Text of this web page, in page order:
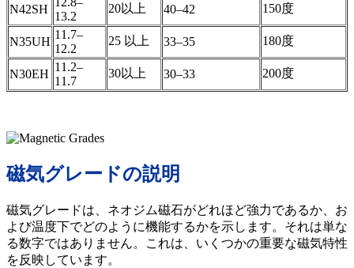
N42SH
13.2
20以上 40–42 150度
N35UH
11.7–
12.2
25 以上 33–35 180度
N30EH
11.2–
11.7
30以上 30–33 200度
磁気グレードの説明
磁気グレードは、ネオジム磁石がどれほど強力であるか、お
よび温度下でどのように機能するかを示します。それは単な
る数字ではありません。これは、いくつかの重要な磁気特性
を反映しています。